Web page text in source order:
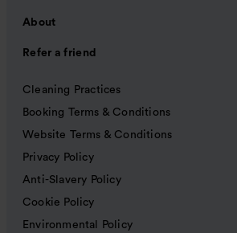
About
Refer a friend
Cleaning Practices
Booking Terms & Conditions
Website Terms & Conditions
Privacy Policy
Anti-Slavery Policy
Cookie Policy
Environmental Policy